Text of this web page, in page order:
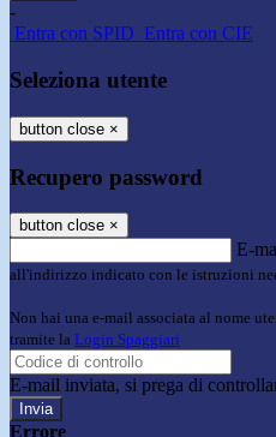
-
Entra con SPID Entra con CIE
Seleziona utente
button close ×
Recupero password
button close ×
E-
all'indirizzo indicato con le istruzioni
Non hai una e-mail associata al nome
tramite la Login Spaggiari
E-mail inviata, si prega di
Errore